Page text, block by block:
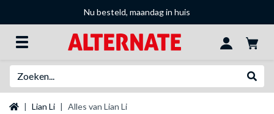
Nu besteld, maandag in huis
Startpagina
Lian Li Alles van Lian Li